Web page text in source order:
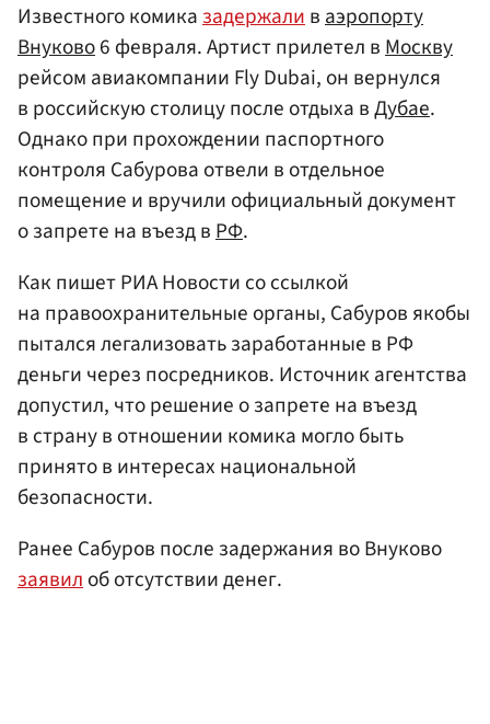
Известного комиказадержаливаэропорту
Внуково6 февраля. Артист прилетел вМоскву
рейсом авиакомпании Fly Dubai, он вернулся
в российскую столицу после отдыха вДубае.
Однако при прохождении паспортного
контроля Сабурова отвели в отдельное
помещение и вручили официальный документ
о запрете на въезд вРФ.
Как пишет РИА Новости со ссылкой
на правоохранительные органы, Сабуров якобы
пытался легализовать заработанные в РФ
деньги через посредников. Источник агентства
допустил, что решение о запрете на въезд
в страну в отношении комика могло быть
принято в интересах национальной
безопасности.
Ранее Сабуров после задержания во Внуково
заявилоб отсутствии денег.